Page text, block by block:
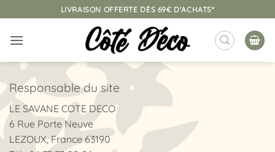
au
contenu
LIVRAISON OFFERTE DÈS 69€ D'ACHATS*
Responsable du site
LE SAVANE COTE DECO
6 Rue Porte Neuve
LEZOUX, France 63190